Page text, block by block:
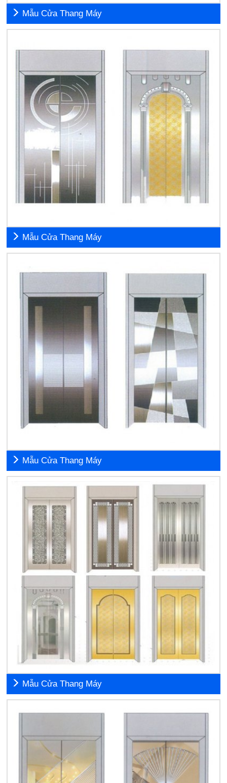
Mẫu Cửa Thang Máy
Mẫu Cửa Thang Máy
Mẫu Cửa Thang Máy
Mẫu Cửa Thang Máy